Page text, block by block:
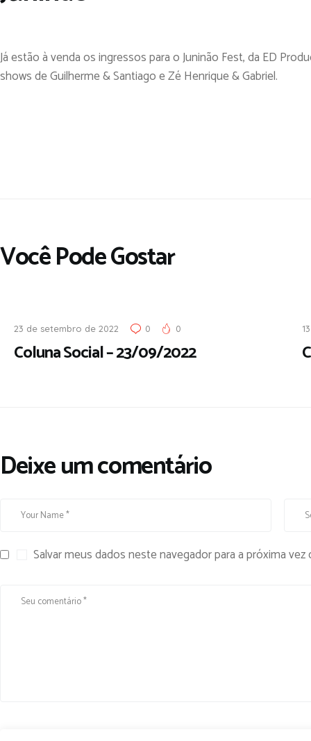
Já estão à venda os ingressos para o Juninão Fest, da ED
shows de Guilherme & Santiago e Zé Henrique & Gabriel.
Você Pode Gostar
23 de setembro de 2022 0 0
Coluna Social – 23/09/2022
Deixe um comentário
Salvar meus dados neste navegador para a próxima